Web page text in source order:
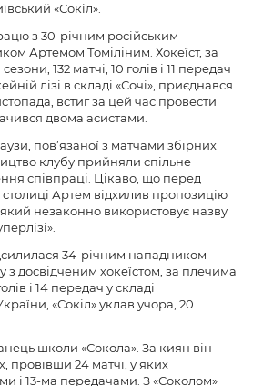
«Сокіл».
з 30-річним російським
Артемом Томіліним. Хокеїст, за
132 матчі, 10 голів і 11 передач
лізі в складі «Сочі», приєднався
встиг за цей час провести
двома асистами.
пов’язаної з матчами збірних
клубу прийняли спільне
співпраці. Цікаво, що перед
столиці Артем відхилив пропозицію
незаконно використовує назву
34-річним нападником
досвідченим хокеїстом, за плечима
і 14 передач у складі
«Сокіл» уклав учора, 20
школи «Сокола». За киян він
провівши 24 матчі, у яких
і 13-ма передачами. З «Соколом»